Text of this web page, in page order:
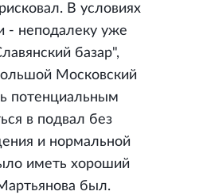
В условиях
- неподалеку уже
базар",
Московский
потенциальным
в подвал без
и нормальной
иметь хороший
был.